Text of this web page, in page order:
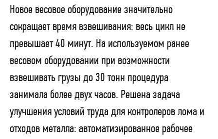
Новое весовое оборудование значительно
сокращает время взвешивания: весь цикл не
превышает 40 минут. На используемом ранее
весовом оборудовании при возможности
взвешивать грузы до 30 тонн процедура
занимала более двух часов. Решена задача
улучшения условий труда для контролеров лома и
отходов металла: автоматизированное рабочее